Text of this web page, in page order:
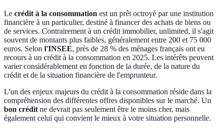
Le crédit à la consommation est un prêt octroyé par une institution
financière à un particulier, destiné à financer des achats de biens ou
de services. Contrairement à un crédit immobilier, unlimited, il s'agit
souvent de montants plus faibles, généralement entre 200 et 75 000
euros. Selon l'INSEE, près de 28 % des ménages français ont eu
recours à un crédit à la consommation en 2025. Les intérêts peuvent
varier considérablement en fonction de la durée, de la nature du
crédit et de la situation financière de l'emprunteur.
L'un des enjeux majeurs du crédit à la consommation réside dans la
compréhension des différentes offres disponibles sur le marché. Un
bon crédit ne devrait pas seulement être le moins cher, mais
également celui qui convient le mieux à votre situation personnelle.